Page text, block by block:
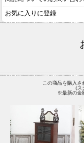
お気に入りに登録
この商品を購入さ
(ス
※最新の金